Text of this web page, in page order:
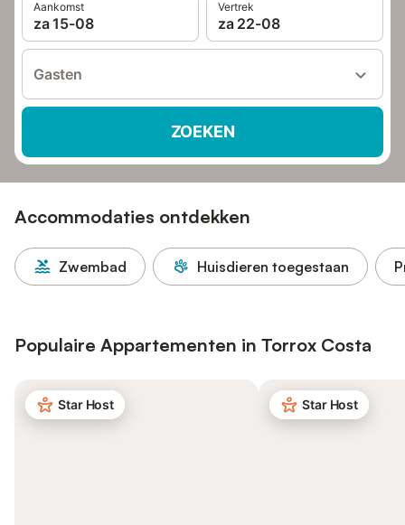
Aankomst
za 15-08
Vertrek
za 22-08
Gasten
ZOEKEN
Accommodaties ontdekken
Zwembad Huisdieren toegestaan
Populaire Appartementen in Torrox Costa
Star Host Star Host